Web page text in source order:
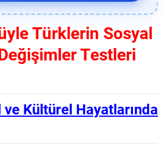
Türklerin Sosyal
Testleri
Kültürel Hayatlarında